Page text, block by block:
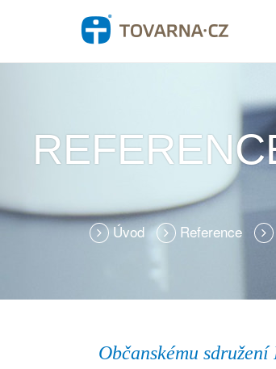
Úvod Reference
Občanskému sdružení